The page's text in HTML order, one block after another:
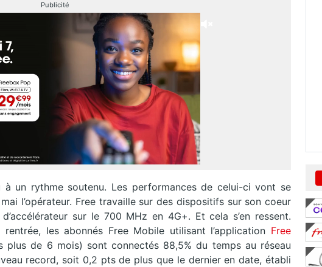
Publicité
à un rythme soutenu. Les performances de celui-ci vont se
l’opérateur. Free travaille sur des dispositifs sur son coeur
sur le 700 MHz en 4G+. Et cela s’en ressent.
les abonnés Free Mobile utilisant l’application Free
plus de 6 mois) sont connectés 88,5% du temps au réseau
record, soit 0,2 pts de plus que le dernier en date, établi